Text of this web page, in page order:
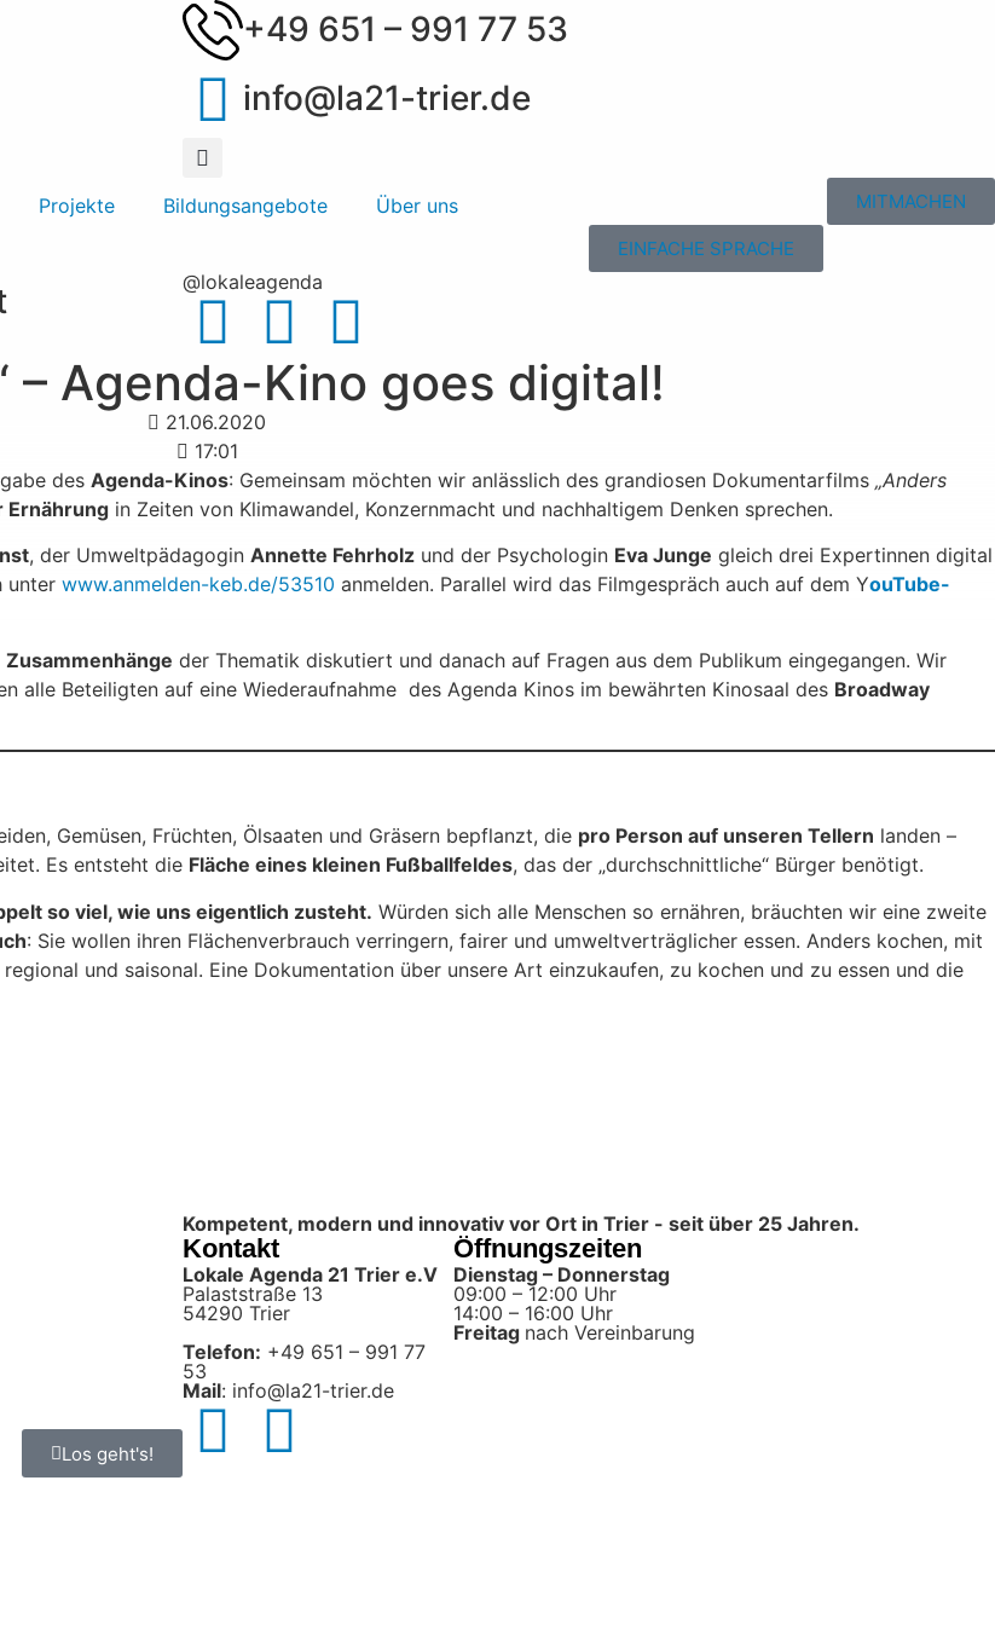
+49 651 – 991 77 53
info@la21-trier.de
Projekte Bildungsangebote Über uns MITMACHEN
EINFACHE SPRACHE
@lokaleagenda
– Agenda-Kino goes digital!
21.06.2020
17:01
des Agenda-Kinos: Gemeinsam möchten wir anlässlich des grandiosen Dokumentarfilms „Anders
Ernährung in Zeiten von Klimawandel, Konzernmacht und nachhaltigem Denken sprechen.
, der Umweltpädagogin Annette Fehrholz und der Psychologin Eva Junge gleich drei Expertinnen digital
unter www.anmelden-keb.de/53510 anmelden. Parallel wird das Filmgespräch auch auf dem YouTube-
der Thematik diskutiert und danach auf Fragen aus dem Publikum eingegangen. Wir
alle Beteiligten auf eine Wiederaufnahme des Agenda Kinos im bewährten Kinosaal des Broadway
Gemüsen, Früchten, Ölsaaten und Gräsern bepflanzt, die pro Person auf unseren Tellern landen –
Es entsteht die Fläche eines kleinen Fußballfeldes, das der „durchschnittliche“ Bürger benötigt.
so viel, wie uns eigentlich zusteht. Würden sich alle Menschen so ernähren, bräuchten wir eine zweite
: Sie wollen ihren Flächenverbrauch verringern, fairer und umweltverträglicher essen. Anders kochen, mit
und saisonal. Eine Dokumentation über unsere Art einzukaufen, zu kochen und zu essen und die
Los geht's!
Kompetent, modern und innovativ vor Ort in Trier - seit über 25 Jahren.
Kontakt
Lokale Agenda 21 Trier e.V
Palaststraße 13
54290 Trier
Telefon: +49 651 – 991 77
53
Mail: info@la21-trier.de
Öffnungszeiten
Dienstag – Donnerstag
09:00 – 12:00 Uhr
14:00 – 16:00 Uhr
Freitag nach Vereinbarung